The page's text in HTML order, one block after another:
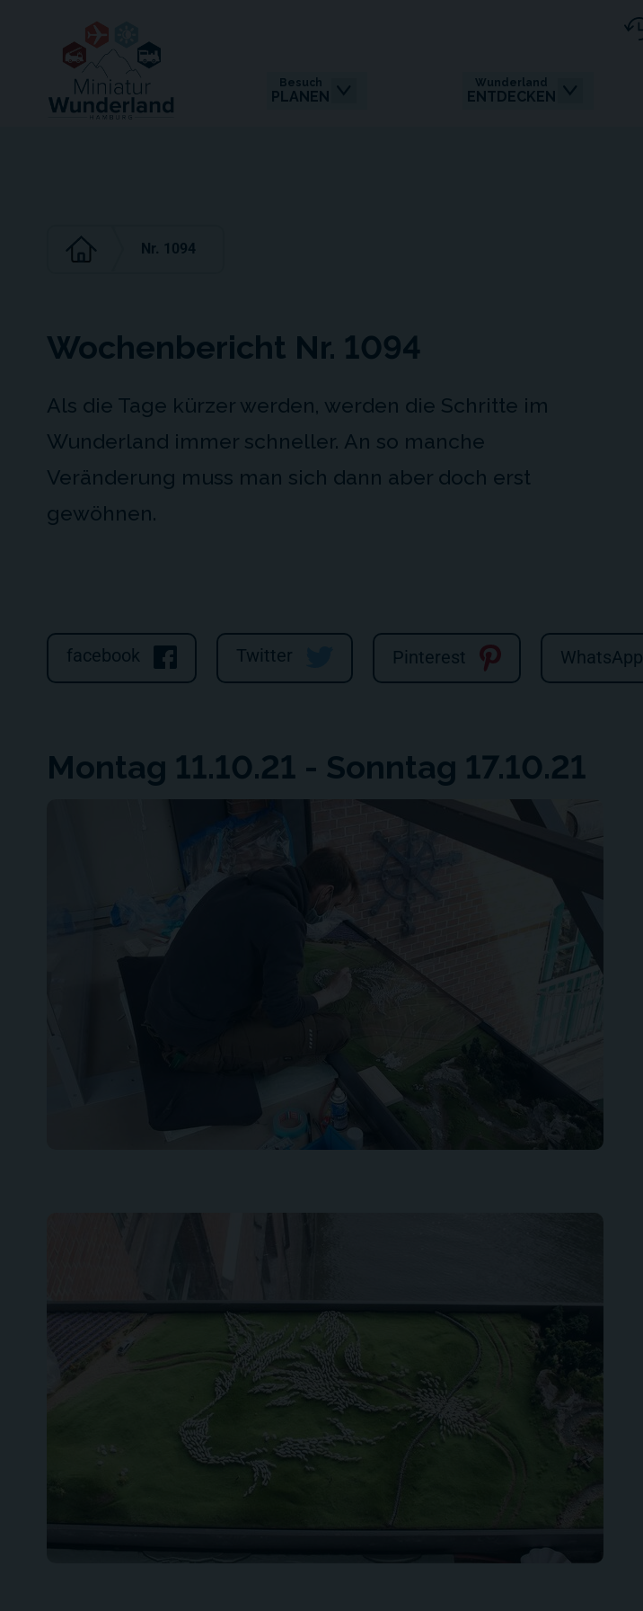
Besuch
PLANEN
Wunderland
ENTDECKEN
Nr. 1094
Wochenbericht Nr. 1094
Als die Tage kürzer werden, werden die Schritte im
Wunderland immer schneller. An so manche
Veränderung muss man sich dann aber doch erst
gewöhnen.
facebook Twitter Pinterest WhatsApp
Montag 11.10.21 - Sonntag 17.10.21